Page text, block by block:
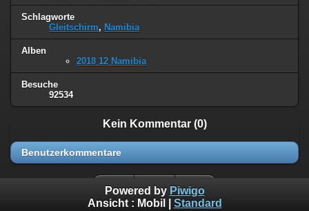
Schlagworte
Gleitschirm, Namibia
Alben
2018 12 Namibia
Besuche
92534
Kein Kommentar (0)
Benutzerkommentare
Powered by Piwigo
Ansicht : Mobil Standard